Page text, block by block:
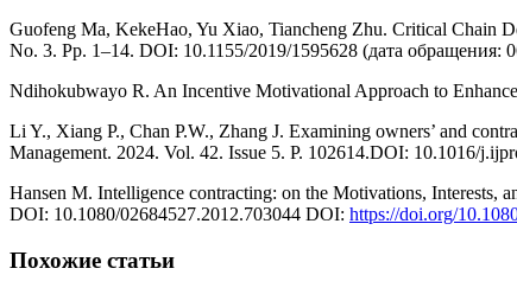
Guofeng Ma, KekeHao, Yu Xiao, Tiancheng Zhu. Critical Chain
No. 3. Рр. 1–14. DOI: 10.1155/2019/1595628 (дата обращения:
Ndihokubwayo R. An Incentive Motivational Approach to
Li Y., Xiang P., Chan P.W., Zhang J. Examining owners’ and
Management. 2024. Vol. 42. Issue 5. Р. 102614.DOI: 10.1016/
Hansen M. Intelligence contracting: on the Motivations, Interests,
DOI: 10.1080/02684527.2012.703044 DOI: https://doi.org/
Похожие статьи